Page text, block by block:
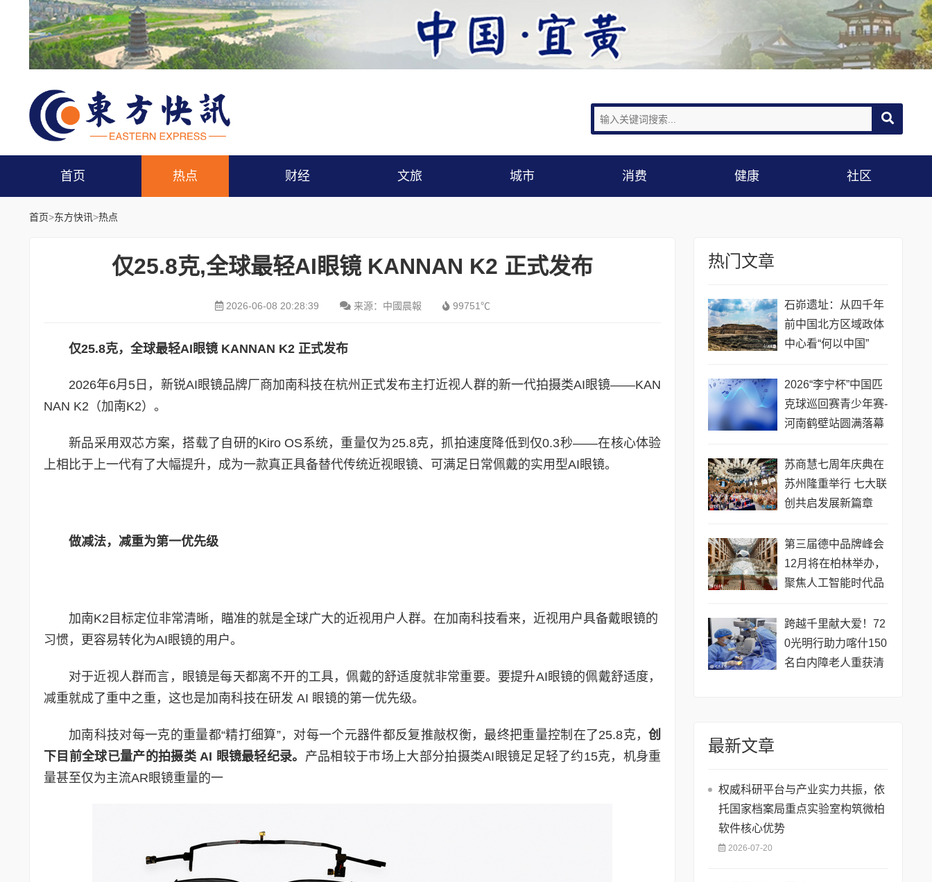
首页 热点 财经 文旅 城市 消费 健康 社区
首页>东方快讯>热点
仅25.8克,全球最轻AI眼镜 KANNAN K2 正式发布
2026-06-08 20:28:39 来源：中國晨報 99751℃
仅25.8克，全球最轻AI 眼镜 KANNAN K2 正式发布
2026年6月5日，新锐AI眼镜品牌厂商加南科技在杭州正式发布主打近视人群的新一代拍摄类AI眼镜——KAN
NAN K2（加南K2）。
新品采用双芯方案，搭载了自研的Kiro OS系统，重量仅为25.8克，抓拍速度降低到仅0.3秒——在核心体验
上相比于上一代有了大幅提升，成为一款真正具备替代传统近视眼镜、可满足日常佩戴的实用型AI眼镜。
做减法，减重为第一优先级
加南K2目标定位非常清晰，瞄准的就是全球广大的近视用户人群。在加南科技看来，近视用户具备戴眼镜的
习惯，更容易转化为AI眼镜的用户。
对于近视人群而言，眼镜是每天都离不开的工具，佩戴的舒适度就非常重要。要提升AI眼镜的佩戴舒适度，
减重就成了重中之重，这也是加南科技在研发 AI 眼镜的第一优先级。
加南科技对每一克的重量都“精打细算”，对每一个元器件都反复推敲权衡，最终把重量控制在了25.8克，创
下目前全球已量产的拍摄类 AI 眼镜最轻纪录。 产品相较于市场上大部分拍摄类AI眼镜足足轻了约15克，机身重
量甚至仅为主流AR眼镜重量的一
热门文章
石峁遗址：从四千年
前中国北方区域政体
中心看“何以中国”
2026“李宁杯”中国匹
克球巡回赛青少年赛-
河南鹤壁站圆满落幕
苏商慧七周年庆典在
苏州隆重举行 七大联
创共启发展新篇章
第三届德中品牌峰会
12月将在柏林举办，
聚焦人工智能时代品
跨越千里献大爱！72
0光明行助力喀什150
名白内障老人重获清
最新文章
权威科研平台与产业实力共振，依
托国家档案局重点实验室构筑微柏
软件核心优势
2026-07-20